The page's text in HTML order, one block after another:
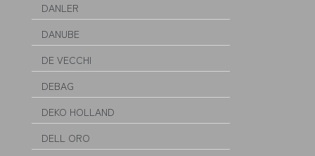
DANLER
DANUBE
DE VECCHI
DEBAG
DEKO HOLLAND
DELL ORO